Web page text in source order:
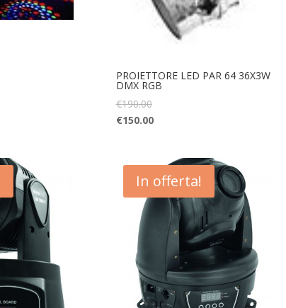
PROIETTORE LED PAR 64 36X3W
DMX RGB
€190.00
€150.00
In offerta!